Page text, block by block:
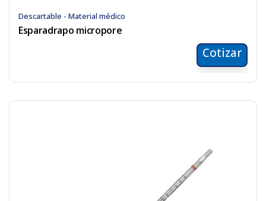
Descartable - Material médico
Esparadrapo micropore
Cotizar